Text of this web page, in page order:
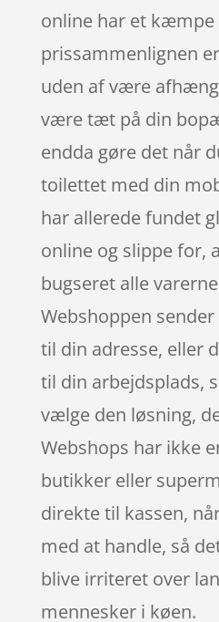
online har et kæmpe
prissammenlignen
uden af være
være tæt på din
endda gøre det når
toilettet med din
har allerede fundet
online og slippe for,
bugseret alle
Webshoppen
til din adresse, eller
til din arbejdsplads,
vælge den løsning,
Webshops har ikke
butikker eller
direkte til kassen,
med at handle, så
blive irriteret over
mennesker i køen.